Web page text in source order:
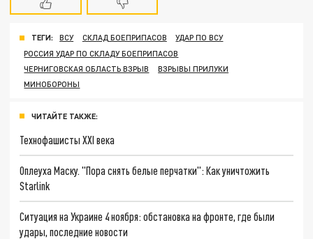
ТЕГИ: ВСУ СКЛАД БОЕПРИПАСОВ
УДАР ПО ВСУ
РОССИЯ УДАР ПО СКЛАДУ БОЕПРИПАСОВ
ЧЕРНИГОВСКАЯ ОБЛАСТЬ ВЗРЫВ
ВЗРЫВЫ ПРИЛУКИ
МИНОБОРОНЫ
ЧИТАЙТЕ ТАКЖЕ:
Технофашисты XXI века
Оплеуха Маску. "Пора снять белые перчатки": Как уничтожить
Starlink
Ситуация на Украине 4 ноября: обстановка на фронте, где были
удары, последние новости